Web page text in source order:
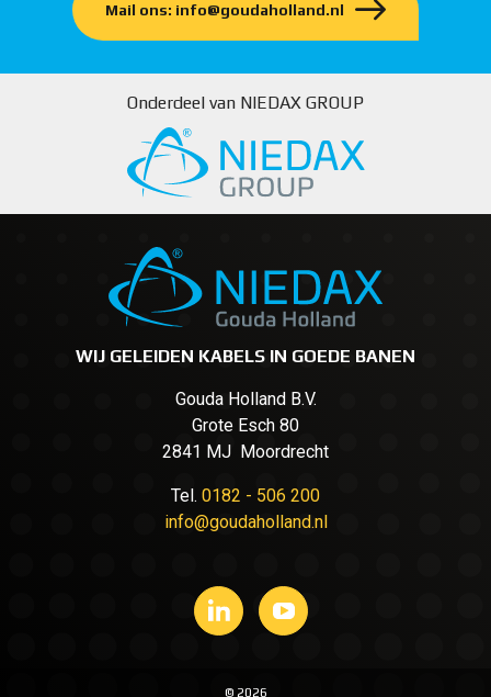
Mail ons: info@goudaholland.nl
Onderdeel van NIEDAX GROUP
WIJ GELEIDEN KABELS IN GOEDE BANEN
Gouda Holland B.V.
Grote Esch 80
2841 MJ Moordrecht
Tel. 0182 - 506 200
info@goudaholland.nl
© 2026